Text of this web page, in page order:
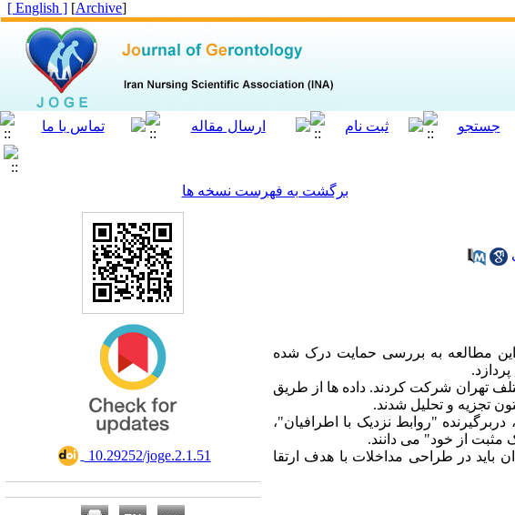
[
Archive
]
[ English ]
برگشت به فهرست نسخه ها
مطالعه به بررسی حمایت درک شده
هدایت شده، تعداد 14 سالمند از نقاط مختلف تهران شرکت کردند. داده ها از طریق
تجزیه و تحلیل شدند.
"روابط نزدیک با اطرافیان"،
از خود" می دانند.
در طراحی مداخلات با هدف ارتقا
‎ 10.29252/joge.2.1.51